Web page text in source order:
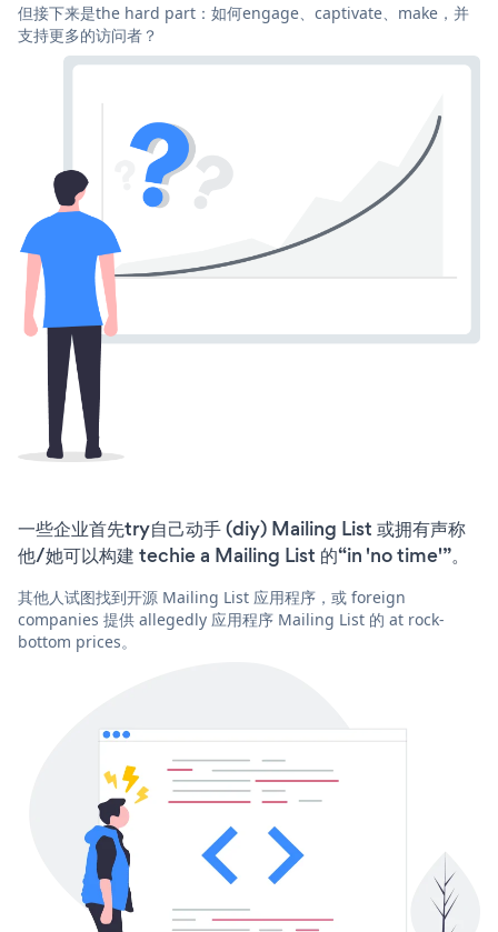
但接下来是the hard part：如何engage、captivate、make，并
支持更多的访问者？
一些企业首先try自己动手 (diy) Mailing List 或拥有声称
他/她可以构建 techie a Mailing List 的“in 'no time'”。
其他人试图找到开源 Mailing List 应用程序，或 foreign
companies 提供 allegedly 应用程序 Mailing List 的 at rock-
bottom prices。